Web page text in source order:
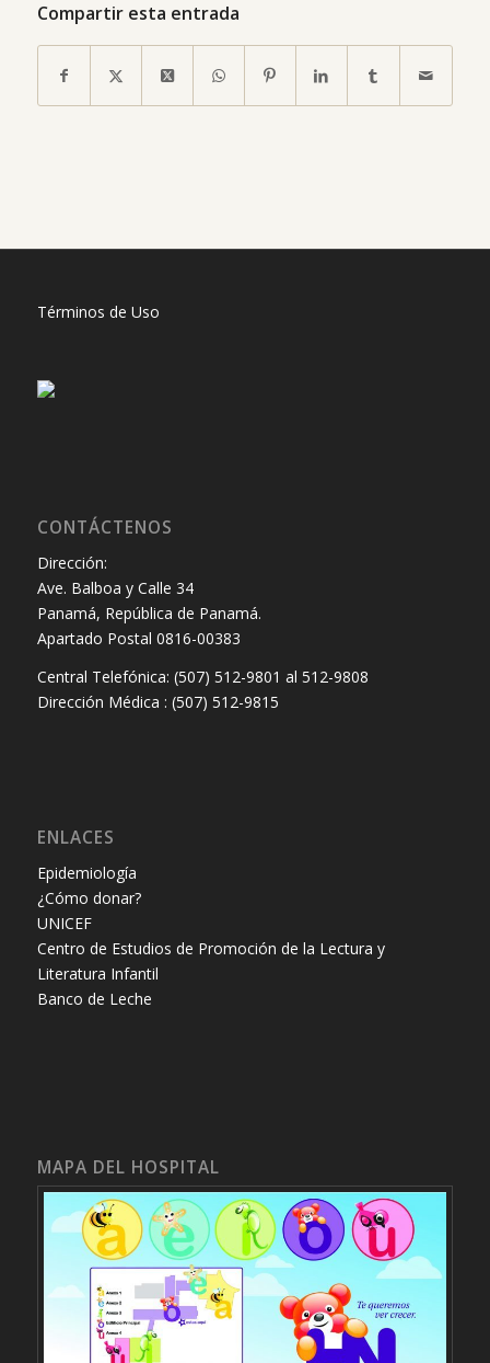
Compartir esta entrada
Términos de Uso
CONTÁCTENOS
Dirección:
Ave. Balboa y Calle 34
Panamá, República de Panamá.
Apartado Postal 0816-00383
Central Telefónica: (507) 512-9801 al 512-9808
Dirección Médica : (507) 512-9815
ENLACES
Epidemiología
¿Cómo donar?
UNICEF
Centro de Estudios de Promoción de la Lectura y
Literatura Infantil
Banco de Leche
MAPA DEL HOSPITAL